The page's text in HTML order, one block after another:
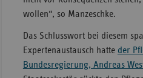
wollen“, so Manzeschke.
Das Schlusswort bei diesem
Expertenaustausch hatte der
Bundesregierung, Andreas